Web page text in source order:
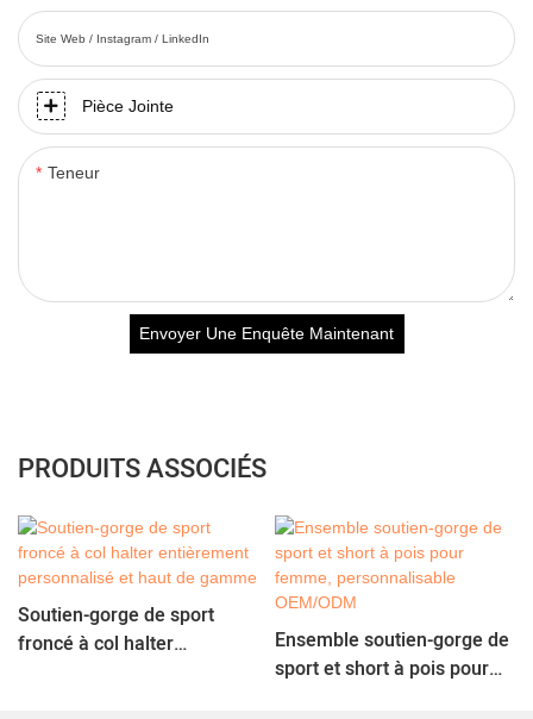
Site Web / Instagram / LinkedIn
Pièce Jointe
Teneur
Envoyer Une Enquête Maintenant
PRODUITS ASSOCIÉS
Soutien-gorge de sport
froncé à col halter
Ensemble soutien-gorge de
sport et short à pois pour